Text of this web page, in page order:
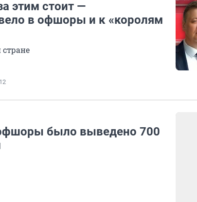
этим стоит —
в офшоры и к «королям
по всей стране
12
было выведено 700